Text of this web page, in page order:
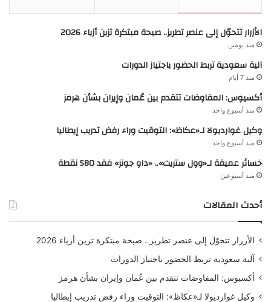
الأزرار تتحوّل إلى عنصر تطريز.. صيحة مبتكرة تزين أزياء 2026
منذ يومين
آلية سعودية تربط الحضور باجتياز الدورات
منذ 7 أيام
أكسيوس: المفاوضات تتقدم بين عُمان وإيران بشأن هرمز
منذ أسبوع واحد
وكيل غوارديولا لـ«عكاظ»: التوقيت وراء رفض تدريب إيطاليا
منذ أسبوع واحد
خسائر عميقة لـ«وول ستريت».. «داو جونز» فقد 580 نقطة
منذ أسبوعين
أحدث المقالات
الأزرار تتحوّل إلى عنصر تطريز.. صيحة مبتكرة تزين أزياء 2026
آلية سعودية تربط الحضور باجتياز الدورات
أكسيوس: المفاوضات تتقدم بين عُمان وإيران بشأن هرمز
وكيل غوارديولا لـ«عكاظ»: التوقيت وراء رفض تدريب إيطاليا